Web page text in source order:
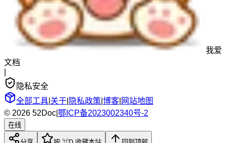
我爱
文档
隐私安全
全部工具 关于 隐私政策 博客 网站地图
© 2026 52Doc 鄂ICP备2023002340号-2
在线